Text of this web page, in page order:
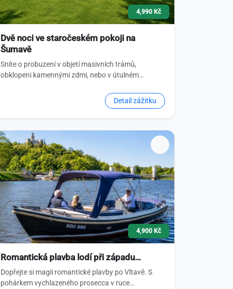
4,990 Kč
Dvě noci ve staročeském pokoji na
Šumavě
Sníte o probuzení v objetí masivních trámů,
obklopeni kamennými zdmi, nebo v útulném…
Detail zážitku
4,900 Kč
Romantická plavba lodí při západu…
Dopřejte si magii romantické plavby po Vltavě. S
pohárkem vychlazeného prosecca v ruce…